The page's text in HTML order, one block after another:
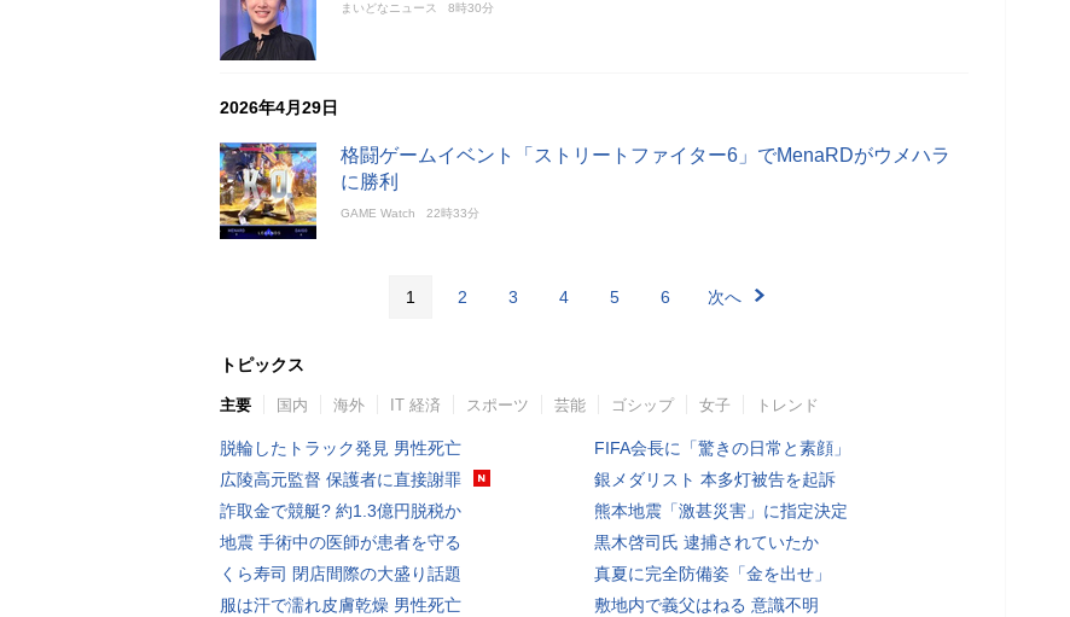
まいどなニュース 8時30分
2026年4月29日
格闘ゲームイベント「ストリートファイター6」でMenaRDがウメハラ
に勝利
GAME Watch 22時33分
1 2 3 4 5 6 次へ
トピックス
主要 国内 海外 IT 経済 スポーツ 芸能 ゴシップ 女子 トレンド
脱輪したトラック発見 男性死亡
広陵高元監督 保護者に直接謝罪
詐取金で競艇? 約1.3億円脱税か
地震 手術中の医師が患者を守る
くら寿司 閉店間際の大盛り話題
服は汗で濡れ皮膚乾燥 男性死亡
FIFA会長に「驚きの日常と素顔」
銀メダリスト 本多灯被告を起訴
熊本地震「激甚災害」に指定決定
黒木啓司氏 逮捕されていたか
真夏に完全防備姿「金を出せ」
敷地内で義父はねる 意識不明